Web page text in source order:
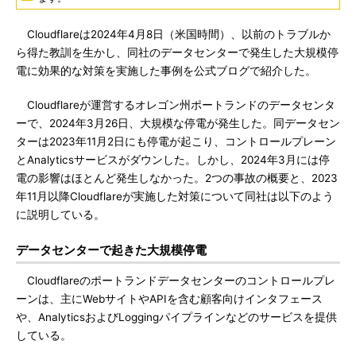
Cloudflareは2024年4月8日（米国時間）、以前のトラブルか
ら得た教訓を生かし、同社のデータセンターで発生した大規模停
電に効果的な対策を実施した事例を公式ブログで紹介した。
Cloudflareが運営するオレゴン州ポートランドのデータセンタ
ーで、2024年3月26日、大規模な停電が発生した。同データセン
ターは2023年11月2日にも停電が起こり、コントロールプレーン
とAnalyticsサービスがダウンした。しかし、2024年3月には停
電の影響はほとんど発生しなかった。2つの事故の概要と、2023
年11月以降Cloudflareが実施した対策について同社は以下のよう
に説明している。
データセンターで起きた大規模停電
Cloudflareのポートランドデータセンターのコントロールプレ
ーンは、主にWebサイトやAPIを含む顧客向けインタフェース
や、AnalyticsおよびLoggingパイプラインなどのサービスを提供
している。